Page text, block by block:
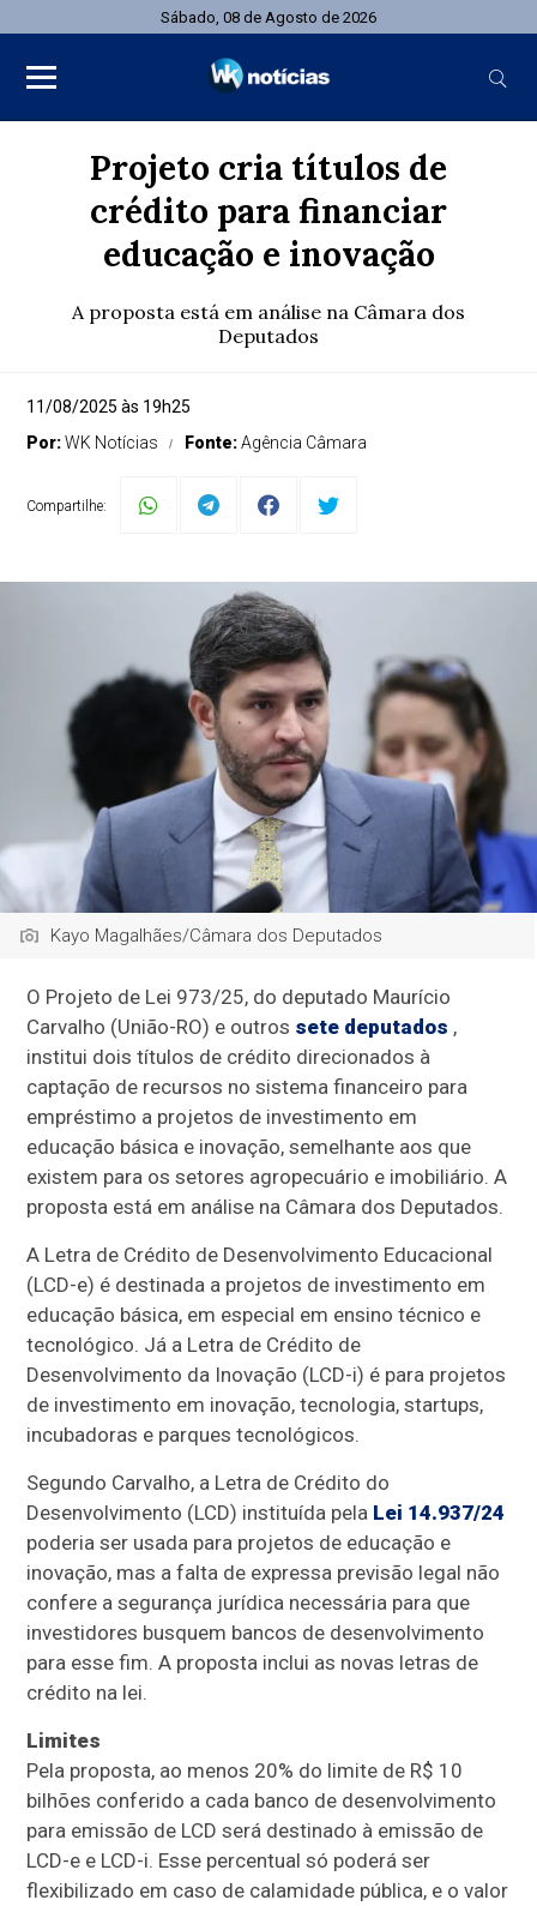
Sábado, 08 de Agosto de 2026
Projeto cria títulos de
crédito para financiar
educação e inovação
A proposta está em análise na Câmara dos
Deputados
11/08/2025 às 19h25
Por:WK Notícias Fonte:Agência Câmara
Compartilhe:
Kayo Magalhães/Câmara dos Deputados
O Projeto de Lei 973/25, do deputado Maurício
Carvalho (União-RO) e outros sete deputados ,
institui dois títulos de crédito direcionados à
captação de recursos no sistema financeiro para
empréstimo a projetos de investimento em
educação básica e inovação, semelhante aos que
existem para os setores agropecuário e imobiliário. A
proposta está em análise na Câmara dos Deputados.
A Letra de Crédito de Desenvolvimento Educacional
(LCD-e) é destinada a projetos de investimento em
educação básica, em especial em ensino técnico e
tecnológico. Já a Letra de Crédito de
Desenvolvimento da Inovação (LCD-i) é para projetos
de investimento em inovação, tecnologia, startups,
incubadoras e parques tecnológicos.
Segundo Carvalho, a Letra de Crédito do
Desenvolvimento (LCD) instituída pela Lei 14.937/24
poderia ser usada para projetos de educação e
inovação, mas a falta de expressa previsão legal não
confere a segurança jurídica necessária para que
investidores busquem bancos de desenvolvimento
para esse fim. A proposta inclui as novas letras de
crédito na lei.
Limites
Pela proposta, ao menos 20% do limite de R$ 10
bilhões conferido a cada banco de desenvolvimento
para emissão de LCD será destinado à emissão de
LCD-e e LCD-i. Esse percentual só poderá ser
flexibilizado em caso de calamidade pública, e o valor